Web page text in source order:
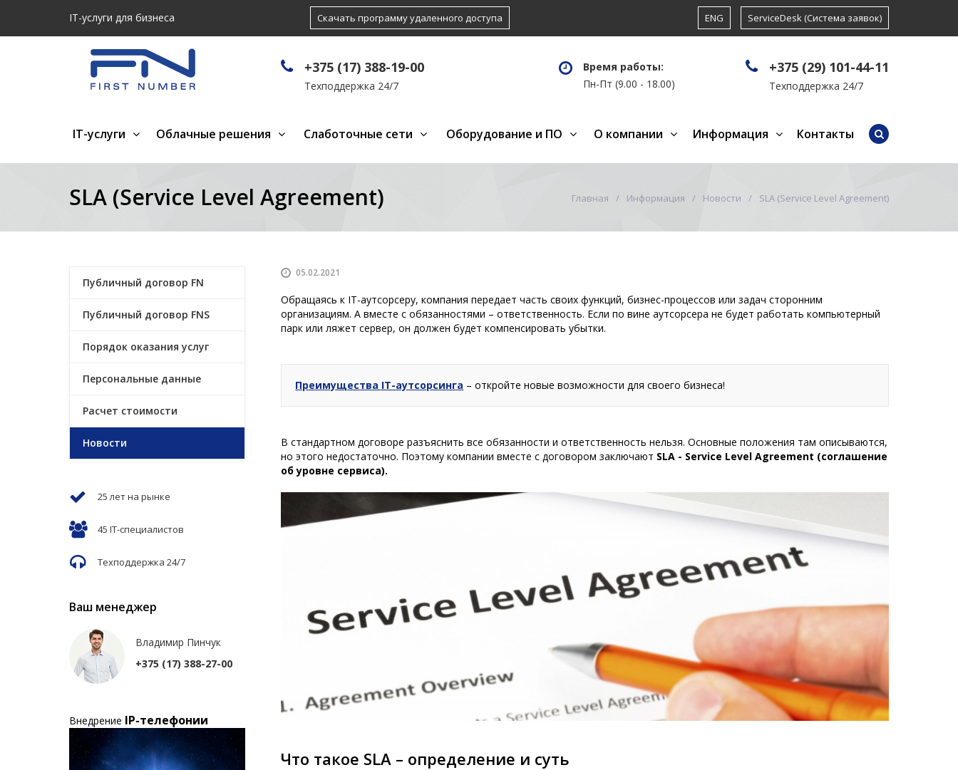
IT-услуги для бизнеса Скачать программу удаленного доступа ENG ServiceDesk (Система заявок)
+375 (17) 388-19-00
Техподдержка 24/7
Время работы:
Пн-Пт (9.00 - 18.00)
+375 (29) 101-44-11
Техподдержка 24/7
IT-услуги Облачные решения Слаботочные сети Оборудование и ПО О компании Информация Контакты
SLA (Service Level Agreement) Главная Информация Новости SLA (Service Level Agreement)
05.02.2021
Обращаясь к IT-аутсорсеру, компания передает часть своих функций, бизнес-процессов или задач сторонним
организациям. А вместе с обязанностями – ответственность. Если по вине аутсорсера не будет работать компьютерный
парк или ляжет сервер, он должен будет компенсировать убытки.
Преимущества IT-аутсорсинга – откройте новые возможности для своего бизнеса!
В стандартном договоре разъяснить все обязанности и ответственность нельзя. Основные положения там описываются,
но этого недостаточно. Поэтому компании вместе с договором заключают SLA - Service Level Agreement (соглашение
об уровне сервиса).
Что такое SLA – определение и суть
Публичный договор FN
Публичный договор FNS
Порядок оказания услуг
Персональные данные
Расчет стоимости
Новости
25 лет на рынке
45 IT-специалистов
Техподдержка 24/7
Ваш менеджер
Владимир Пинчук
+375 (17) 388-27-00
Внедрение IP-телефонии